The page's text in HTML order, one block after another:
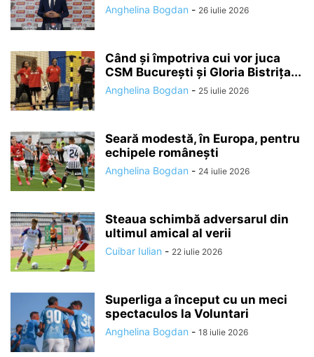
Anghelina Bogdan - 26 iulie 2026
Când și împotriva cui vor juca
CSM București și Gloria Bistrița...
Anghelina Bogdan - 25 iulie 2026
Seară modestă, în Europa, pentru
echipele românești
Anghelina Bogdan - 24 iulie 2026
Steaua schimbă adversarul din
ultimul amical al verii
Cuibar Iulian - 22 iulie 2026
Superliga a început cu un meci
spectaculos la Voluntari
Anghelina Bogdan - 18 iulie 2026